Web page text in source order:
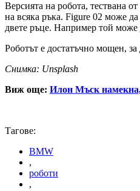
Версията на робота, тествана
на всяка ръка. Figure 02 може
двете ръце. Например той може
Роботът е достатъчно мощен,
Снимка: Unsplash
Виж още: Илон Мъск
Тагове:
BMW
,
роботи
,